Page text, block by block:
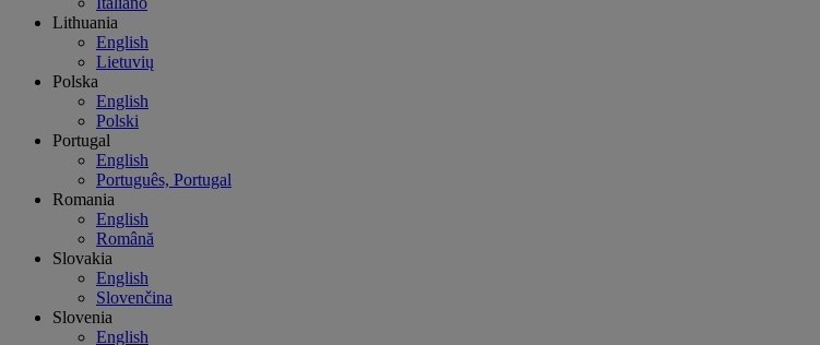
Lithuania
English
Lietuvių
Polska
English
Polski
Portugal
English
Português, Portugal
Romania
English
Română
Slovakia
English
Slovenčina
Slovenia
English